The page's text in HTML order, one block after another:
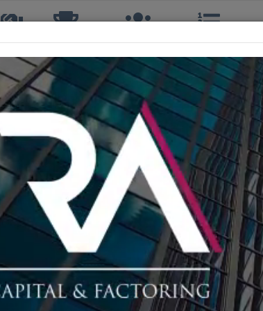
Torneos Interclubes Ranking
JONATHAN TAPIA FLORES
2º, 2ºS, 2º DOBLES
36 años
CLUB DE TENIS QUINTERO
127º
47º
187 cm
84 kg
DIESTRO, REVÉS A UNA MANO, ESTILO: